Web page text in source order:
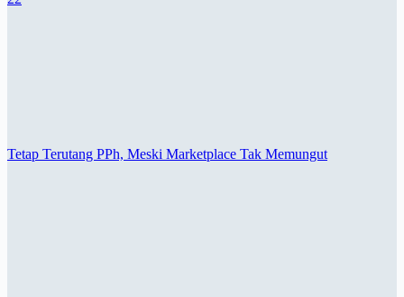
Tetap Terutang PPh, Meski Marketplace Tak Memungut